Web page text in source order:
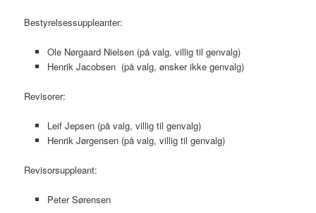
Bestyrelsessuppleanter:
Ole Nørgaard Nielsen (på valg, villig til genvalg)
Henrik Jacobsen (på valg, ønsker ikke genvalg)
Revisorer:
Leif Jepsen (på valg, villig til genvalg)
Henrik Jørgensen (på valg, villig til genvalg)
Revisorsuppleant:
Peter Sørensen